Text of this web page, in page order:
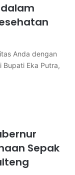
Anda dengan
Eka Putra,
Sepak